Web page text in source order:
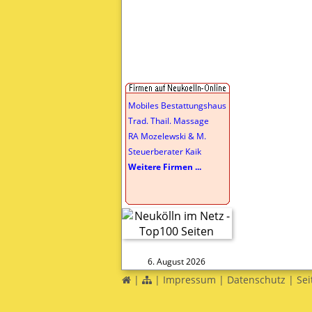
Mobiles Bestattungshaus
Trad. Thail. Massage
RA Mozelewski & M.
Steuerberater Kaik
Weitere Firmen ...
6. August 2026
| | Impressum | Datenschutz |